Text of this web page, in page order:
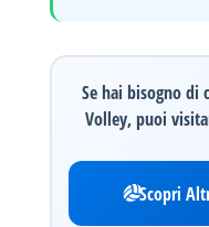
Se hai bisogno di
Volley, puoi
Scopri